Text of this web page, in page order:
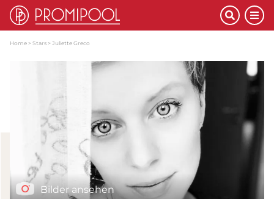
Home Stars Juliette Greco
Bilder ansehen